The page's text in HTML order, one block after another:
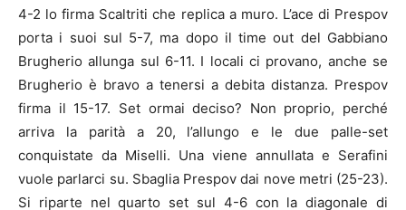
4-2 lo firma Scaltriti che replica a muro. L’ace di Prespov
porta i suoi sul 5-7, ma dopo il time out del Gabbiano
Brugherio allunga sul 6-11. I locali ci provano, anche se
Brugherio è bravo a tenersi a debita distanza. Prespov
firma il 15-17. Set ormai deciso? Non proprio, perché
arriva la parità a 20, l’allungo e le due palle-set
conquistate da Miselli. Una viene annullata e Serafini
vuole parlarci su. Sbaglia Prespov dai nove metri (25-23).
Si riparte nel quarto set sul 4-6 con la diagonale di